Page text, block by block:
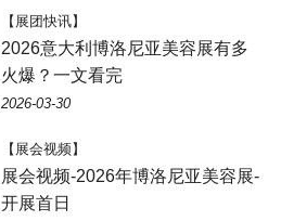
【展团快讯】
2026意大利博洛尼亚美容展有多
火爆？一文看完
2026-03-30
【展会视频】
展会视频-2026年博洛尼亚美容展-
开展首日